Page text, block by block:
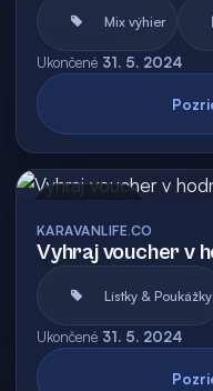
Mix výhier
Ukončené 31. 5. 2024
KARAVANLIFE.CO
Vyhraj voucher v
Lístky & Poukážky
Ukončené 31. 5. 2024